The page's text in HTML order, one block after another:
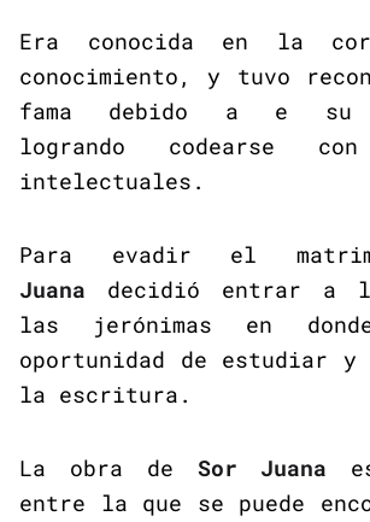
Era conocida en la
conocimiento, y tuvo
fama debido a e su
logrando codearse
intelectuales.
Para evadir el
Juana decidió entrar a
las jerónimas en
oportunidad de estudiar y
la escritura.
La obra de Sor Juana
entre la que se puede